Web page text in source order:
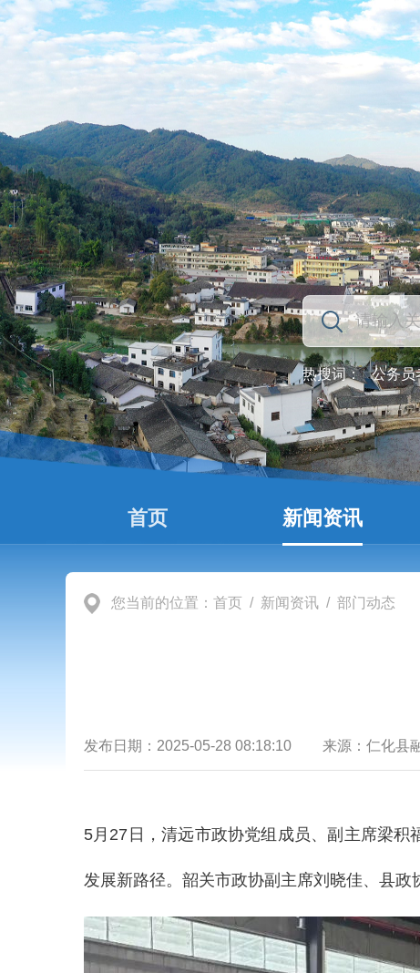
热搜词： 公务员
首页 新闻资讯
您当前的位置： 首页 / 新闻资讯 / 部门动态
发布日期： 2025-05-28 08:18:10 来源： 仁化县
5月27日，清远市政协党组成员、副主席梁
发展新路径。韶关市政协副主席刘晓佳、县政